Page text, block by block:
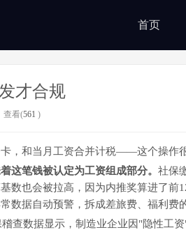
首页
才合规
查看(561 )
，和当月工资合并计税——这个操作很
这笔钱被认定为工资组成部分。 社保
数也会被拉高，因为内推奖算进了前
数据自动预警，拆成差旅费、福利费
稽查数据显示，制造业企业因"隐性工